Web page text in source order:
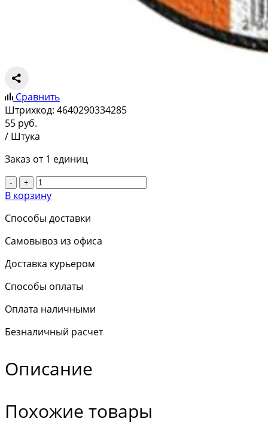
Сравнить
Штрихкод: 4640290334285
55 руб.
/ Штука
Заказ от 1 единиц
- +
В корзину
Способы доставки
Самовывоз из офиса
Доставка курьером
Способы оплаты
Оплата наличными
Безналичный расчет
Описание
Похожие товары